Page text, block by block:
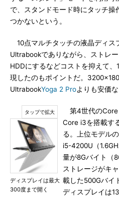
で、スタンドモード時にタッチ操
つかないという。
10点マルチタッチの液晶ディス
Ultrabookでありながら、ストレ
HDDにするなどコストを抑えて
現したのもポイントだ。
UltrabookYoga 2 Proよりも安価
ディスプレイは最大
300度まで開く
第4世代のCore
Core i3を搭載す
る。上位モデル
i5-4200U（
量が8Gバイト（
ストレージがキ
載した500Gバイ
ディスプレイは